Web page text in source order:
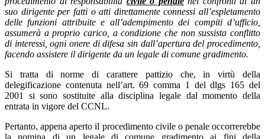
suo dirigente per fatti o atti direttamente connessi all’espletamento
delle funzioni attribuite e all’adempimento dei compiti d’ufficio,
assumerà a proprio carico, a condizione che non sussista conflitto
di interessi, ogni onere di difesa sin dall’apertura del procedimento,
facendo assistere il dirigente da un legale di comune gradimento.
Si tratta di norme di carattere pattizio che, in virtù della
delegificazione contenuta nell’art. 69 comma 1 del dlgs 165 del
2001 si sono sostituite alla disciplina legale dal momento della
entrata in vigore del CCNL.
Pertanto, appena aperto il procedimento civile o penale occorrerebbe
la nomina di un legale dicomune gradimentoai fini della